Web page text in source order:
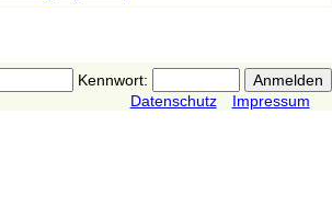
Kennwort:
Datenschutz
Impressum